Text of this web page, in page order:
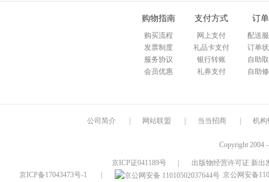
购物指南
购买流程
发票制度
服务协议
会员优惠
支付方式
网上支付
礼品卡支付
银行转账
礼券支付
订
配送
订单
自助
自助
公司简介 网站联盟 当当招商 机构
Copyright 2004
京ICP证041189号
出版物经营许可证 新出
京ICP备17043473号-1
京公网安备